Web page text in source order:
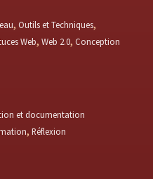
Outils et Techniques
Web Web 2.0 Conception
et documentation
Réflexion